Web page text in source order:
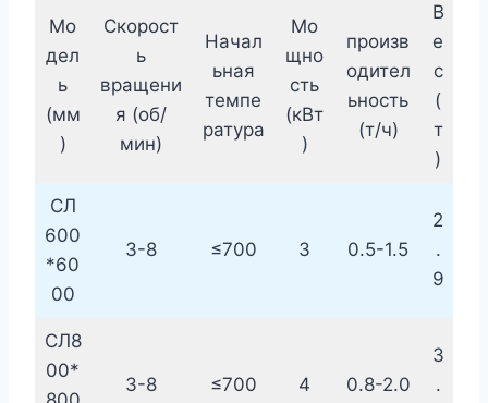
Мо
дел
ь
(мм
)
Скорост
ь
вращени
я (об/
мин)
Начал
ьная
темпе
ратура
Мо
щно
сть
(кВт
)
произв
одител
ьность
(т/ч)
В
е
с
(
т
)
СЛ
600
*60
00
3-8 ≤700 3 0.5-1.5
2
.
9
СЛ8
00*
3-8 ≤700 4 0.8-2.0
3
.